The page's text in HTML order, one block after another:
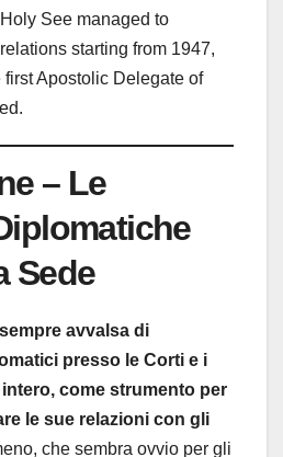
See managed to
starting from 1947,
Apostolic Delegate of
– Le
Sede
avvalsa di
presso le Corti e i
come strumento per
le sue relazioni con gli
che sembra ovvio per gli